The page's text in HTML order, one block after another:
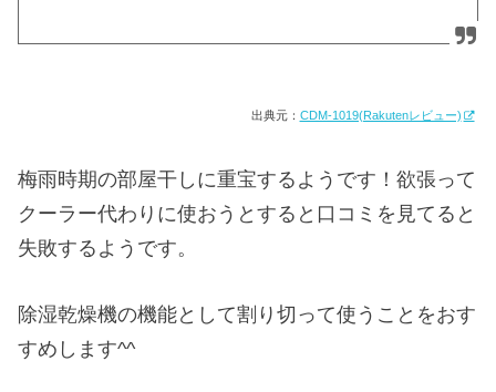
出典元： CDM-1019(Rakutenレビュー)
梅雨時期の部屋干しに重宝するようです！欲張って
クーラー代わりに使おうとすると口コミを見てると
失敗するようです。
除湿乾燥機の機能として割り切って使うことをおす
すめします^^